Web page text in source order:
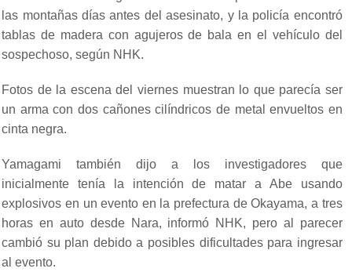
las montañas días antes del asesinato, y la policía encontró
tablas de madera con agujeros de bala en el vehículo del
sospechoso, según NHK.
Fotos de la escena del viernes muestran lo que parecía ser
un arma con dos cañones cilíndricos de metal envueltos en
cinta negra.
Yamagami también dijo a los investigadores que
inicialmente tenía la intención de matar a Abe usando
explosivos en un evento en la prefectura de Okayama, a tres
horas en auto desde Nara, informó NHK, pero al parecer
cambió su plan debido a posibles dificultades para ingresar
al evento.